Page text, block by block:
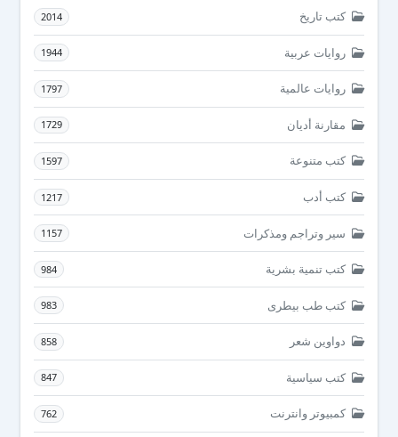
كتب تاريخ 2014
روايات عربية 1944
روايات عالمية 1797
مقارنة أديان 1729
كتب متنوعة 1597
كتب أدب 1217
سير وتراجم ومذكرات 1157
كتب تنمية بشرية 984
كتب طب بيطرى 983
دواوين شعر 858
كتب سياسية 847
كمبيوتر وانترنت 762